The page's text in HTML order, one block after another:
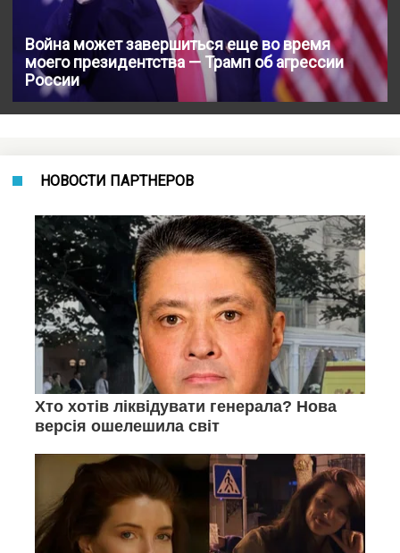
Война может завершиться еще во время
моего президентства — Трамп об агрессии
России
НОВОСТИ ПАРТНЕРОВ